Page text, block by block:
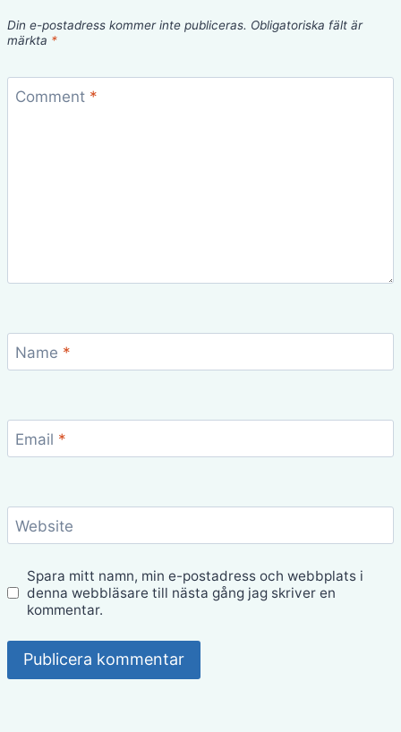
Din e-postadress kommer inte publiceras. Obligatoriska fält är
märkta *
Comment *
Name *
Email *
Website
Spara mitt namn, min e-postadress och webbplats i
denna webbläsare till nästa gång jag skriver en
kommentar.